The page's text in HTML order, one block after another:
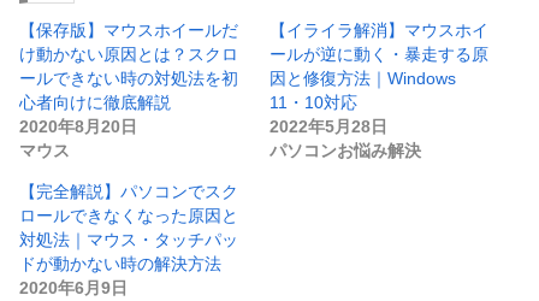
【保存版】マウスホイールだ
け動かない原因とは？スクロ
ールできない時の対処法を初
心者向けに徹底解説
2020年8月20日
マウス
【イライラ解消】マウスホイ
ールが逆に動く・暴走する原
因と修復方法｜Windows
11・10対応
2022年5月28日
パソコンお悩み解決
【完全解説】パソコンでスク
ロールできなくなった原因と
対処法｜マウス・タッチパッ
ドが動かない時の解決方法
2020年6月9日